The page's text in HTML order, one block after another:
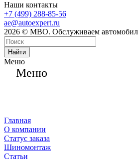
Наши контакты
+7 (499) 288-85-56
ae@autoexpert.ru
2026 © МВО. Обслуживаем
Найти
Меню
Меню
Главная
О компании
Статус заказа
Шиномонтаж
Статьи